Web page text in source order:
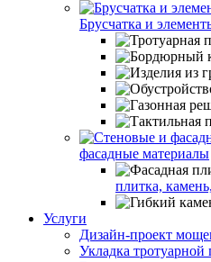
Брусчатка и
фасадные материалы
плитка,
Услуги
Дизайн-проект
Укладка тротуарной